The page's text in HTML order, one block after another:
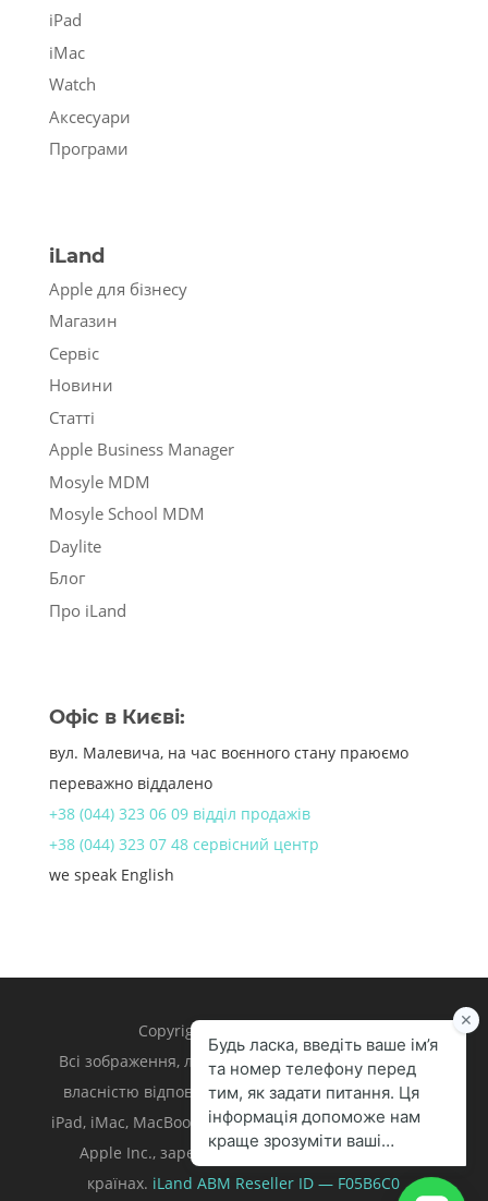
iPad
iMac
Watch
Аксесуари
Програми
iLand
Apple для бізнесу
Магазин
Сервіс
Новини
Статті
Apple Business Manager
Mosyle MDM
Mosyle School MDM
Daylite
Блог
Про iLand
Офіс в Києві:
вул. Малевича, на час воєнного стану праюємо
переважно віддалено
+38 (044) 323 06 09 відділ продажів
+38 (044) 323 07 48 сервісний центр
we speak English
Copyright 1998 – 2024 iLand.
Всі зображення, логотипи та торгівельні марки є
власністю відповідних власників. Apple, iPhone,
iPad, iMac, MacBook, Mac є торгівельними марками
Apple Inc., зареєстрованими у U.S. та інших
країнах. iLand ABM Reseller ID — F05B6C0